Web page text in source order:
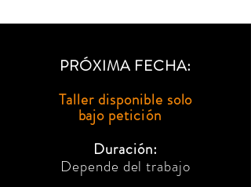
PRÓXIMA FECHA:
Taller disponible solo
bajo petición
Duración:
Depende del trabajo